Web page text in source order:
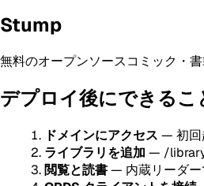
Stump
無料のオープンソースコミック・
デプロイ後にできるこ
ドメインにアクセス — 初回
ライブラリを追加 — /library
閲覧と読書— 内蔵リーダー